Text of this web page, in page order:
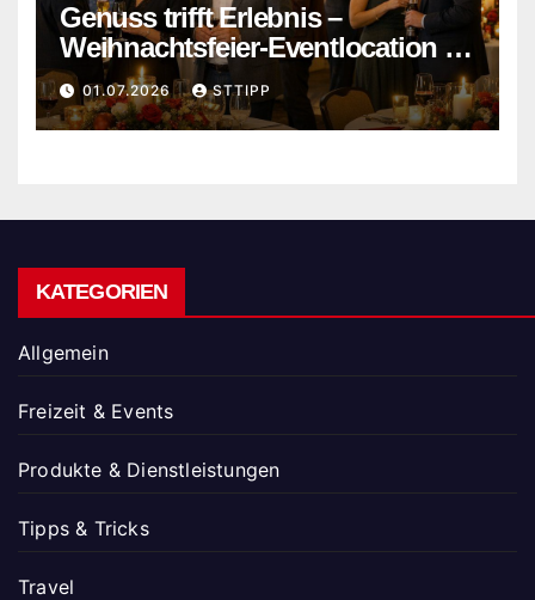
Genuss trifft Erlebnis –
Weihnachtsfeier-Eventlocation in
Flensburg buchen
01.07.2026 STTIPP
KATEGORIEN
Allgemein
Freizeit & Events
Produkte & Dienstleistungen
Tipps & Tricks
Travel